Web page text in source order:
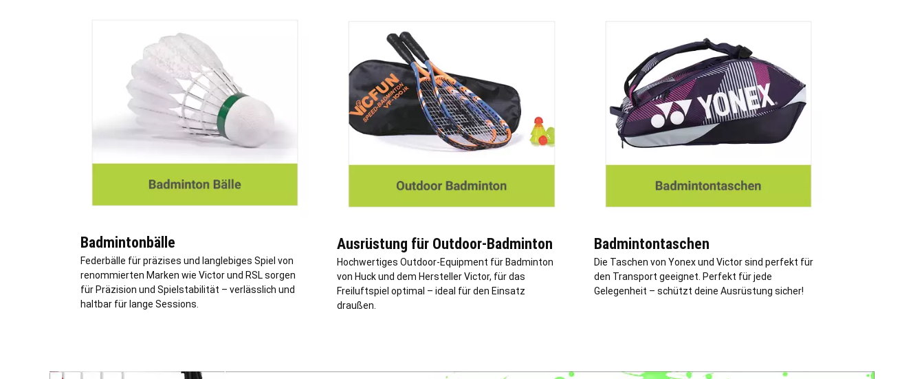
Badmintonbälle
Federbälle für präzises und langlebiges Spiel von
renommierten Marken wie Victor und RSL sorgen
für Präzision und Spielstabilität – verlässlich und
haltbar für lange Sessions.
Ausrüstung für Outdoor-Badminton
Hochwertiges Outdoor-Equipment für Badminton
von Huck und dem Hersteller Victor, für das
Freiluftspiel optimal – ideal für den Einsatz
draußen.
Badmintontaschen
Die Taschen von Yonex und Victor sind perfekt für
den Transport geeignet. Perfekt für jede
Gelegenheit – schützt deine Ausrüstung sicher!